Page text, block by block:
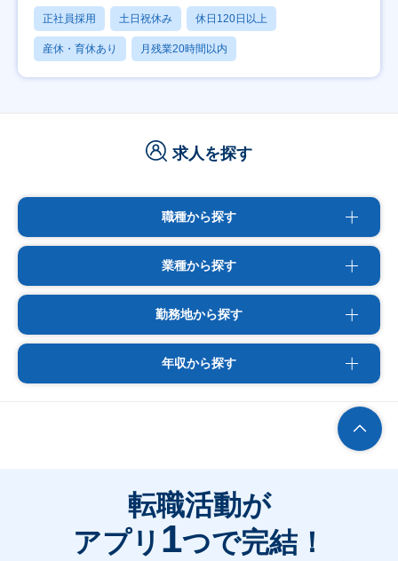
正社員採用 土日祝休み 休日120日以上
産休・育休あり 月残業20時間以内
求人を探す
職種から探す
業種から探す
勤務地から探す
年収から探す
転職活動が
アプリ 1つで完結！